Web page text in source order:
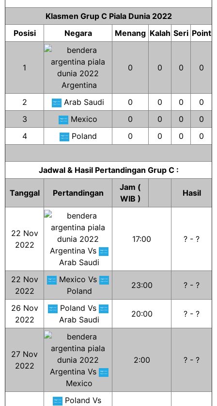
Klasmen Grup C Piala Dunia 2022
Posisi
Negara Menang Kalah Seri Point
1
Argentina
0 0 0 0
2 Arab Saudi 0 0 0
0
3
Mexico 0 0 0
0
4
Poland 0 0 0 0
Jadwal & Hasil Pertandingan Grup C :
Tanggal Pertandingan
Jam (
WIB )
Hasil
22 Nov
2022
Argentina Vs
Arab Saudi
17:00 ? - ?
22 Nov
2022
Mexico Vs
Poland
23:00 ? - ?
26 Nov
2022
Poland Vs
Arab Saudi
20:00 ? - ?
27 Nov
2022
Argentina Vs
Mexico
2:00 ? - ?
Poland Vs